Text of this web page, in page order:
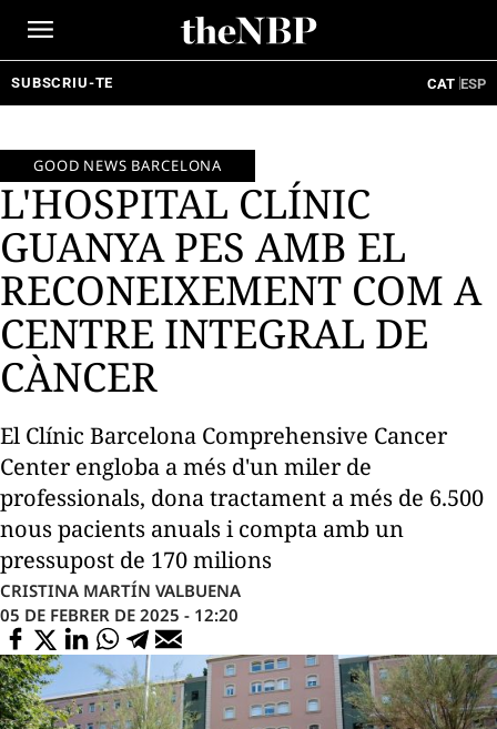
SUBSCRIU-TE CAT ESP
GOOD NEWS BARCELONA
L'HOSPITAL CLÍNIC
GUANYA PES AMB EL
RECONEIXEMENT COM A
CENTRE INTEGRAL DE
CÀNCER
El Clínic Barcelona Comprehensive Cancer
Center engloba a més d'un miler de
professionals, dona tractament a més de 6.500
nous pacients anuals i compta amb un
pressupost de 170 milions
CRISTINA MARTÍN VALBUENA
05 DE FEBRER DE 2025 - 12:20